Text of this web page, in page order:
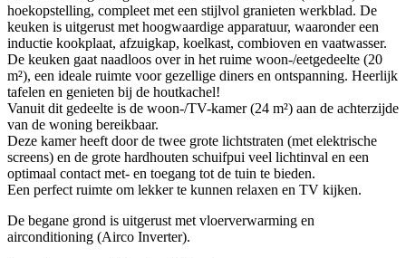
hoekopstelling, compleet met een stijlvol granieten werkblad. De
keuken is uitgerust met hoogwaardige apparatuur, waaronder een
inductie kookplaat, afzuigkap, koelkast, combioven en vaatwasser.
De keuken gaat naadloos over in het ruime woon-/eetgedeelte (20
m²), een ideale ruimte voor gezellige diners en ontspanning. Heerlijk
tafelen en genieten bij de houtkachel!
Vanuit dit gedeelte is de woon-/TV-kamer (24 m²) aan de achterzijde
van de woning bereikbaar.
Deze kamer heeft door de twee grote lichtstraten (met elektrische
screens) en de grote hardhouten schuifpui veel lichtinval en een
optimaal contact met- en toegang tot de tuin te bieden.
Een perfect ruimte om lekker te kunnen relaxen en TV kijken.
De begane grond is uitgerust met vloerverwarming en
airconditioning (Airco Inverter).